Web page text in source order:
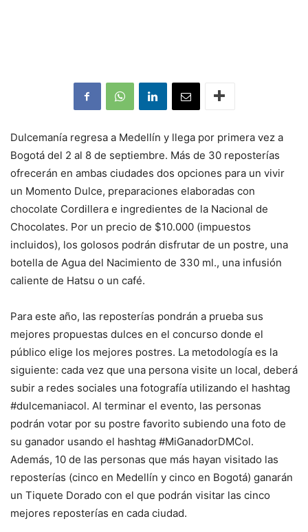
Dulcemanía regresa a Medellín y llega por primera vez a
Bogotá del 2 al 8 de septiembre. Más de 30 reposterías
ofrecerán en ambas ciudades dos opciones para un vivir
un Momento Dulce, preparaciones elaboradas con
chocolate Cordillera e ingredientes de la Nacional de
Chocolates. Por un precio de $10.000 (impuestos
incluidos), los golosos podrán disfrutar de un postre, una
botella de Agua del Nacimiento de 330 ml., una infusión
caliente de Hatsu o un café.
Para este año, las reposterías pondrán a prueba sus
mejores propuestas dulces en el concurso donde el
público elige los mejores postres. La metodología es la
siguiente: cada vez que una persona visite un local, deberá
subir a redes sociales una fotografía utilizando el hashtag
#dulcemaniacol. Al terminar el evento, las personas
podrán votar por su postre favorito subiendo una foto de
su ganador usando el hashtag #MiGanadorDMCol.
Además, 10 de las personas que más hayan visitado las
reposterías (cinco en Medellín y cinco en Bogotá) ganarán
un Tiquete Dorado con el que podrán visitar las cinco
mejores reposterías en cada ciudad.